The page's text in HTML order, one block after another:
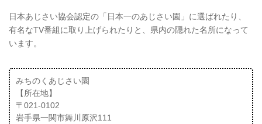
日本あじさい協会認定の「日本一のあじさい園」に選ばれたり、
有名なTV番組に取り上げられたりと、県内の隠れた名所になって
います。
みちのくあじさい園
【所在地】
〒021-0102
岩手県一関市舞川原沢111